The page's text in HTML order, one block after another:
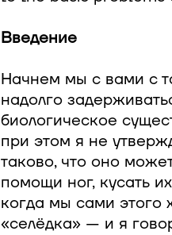
Введение
Начнем мы с вами с
надолго
биологическое
при этом я не
таково, что оно
помощи ног, кусать
когда мы сами этого
«селёдка» — и я